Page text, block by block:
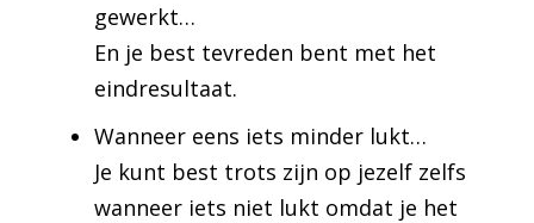
gewerkt…
En je best tevreden bent met het
eindresultaat.
Wanneer eens iets minder lukt…
Je kunt best trots zijn op jezelf zelfs
wanneer iets niet lukt omdat je het